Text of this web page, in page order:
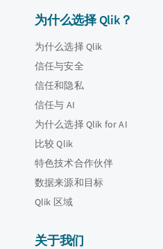
为什么选择 Qlik？
为什么选择 Qlik
信任与安全
信任和隐私
信任与 AI
为什么选择 Qlik for AI
比较 Qlik
特色技术合作伙伴
数据来源和目标
Qlik 区域
关于我们